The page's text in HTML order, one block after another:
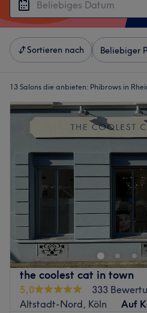
Sortieren nach Beliebiger
13 Salons die anbieten: Phibrows in
the coolest cat in town
5,0
333
Altstadt-Nord, Köln
Auf